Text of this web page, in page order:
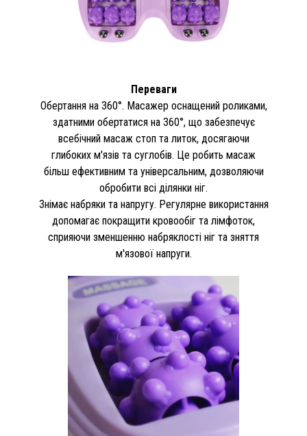
Переваги
Обертання на 360°. Масажер оснащений роликами,
здатними обертатися на 360°, що забезпечує
всебічний масаж стоп та литок, досягаючи
глибоких м'язів та суглобів. Це робить масаж
більш ефективним та універсальним, дозволяючи
обробити всі ділянки ніг.
Знімає набряки та напругу. Регулярне використання
допомагає покращити кровообіг та лімфоток,
сприяючи зменшенню набряклості ніг та зняття
м'язової напруги.